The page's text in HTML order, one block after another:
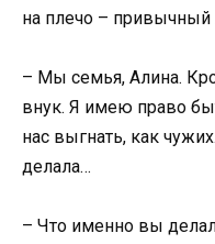
на плечо –
– Мы семья, Алина.
внук. Я имею право
нас выгнать, как
делала…
– Что именно вы